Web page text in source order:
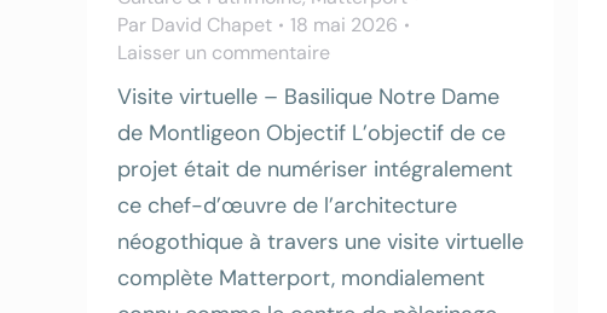
Par David Chapet
18 mai 2026
Laisser un commentaire
Visite virtuelle – Basilique Notre Dame
de Montligeon Objectif L’objectif de ce
projet était de numériser intégralement
ce chef-d’œuvre de l’architecture
néogothique à travers une visite virtuelle
complète Matterport, mondialement